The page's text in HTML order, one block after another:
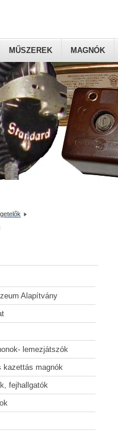
MŰSZEREK MAGNÓK
Alapítvány
lemezjátszók
kazettás magnók
fejhallgatók